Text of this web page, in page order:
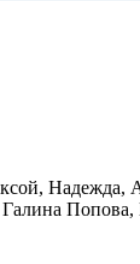
, Надежда,
Галина Попова,